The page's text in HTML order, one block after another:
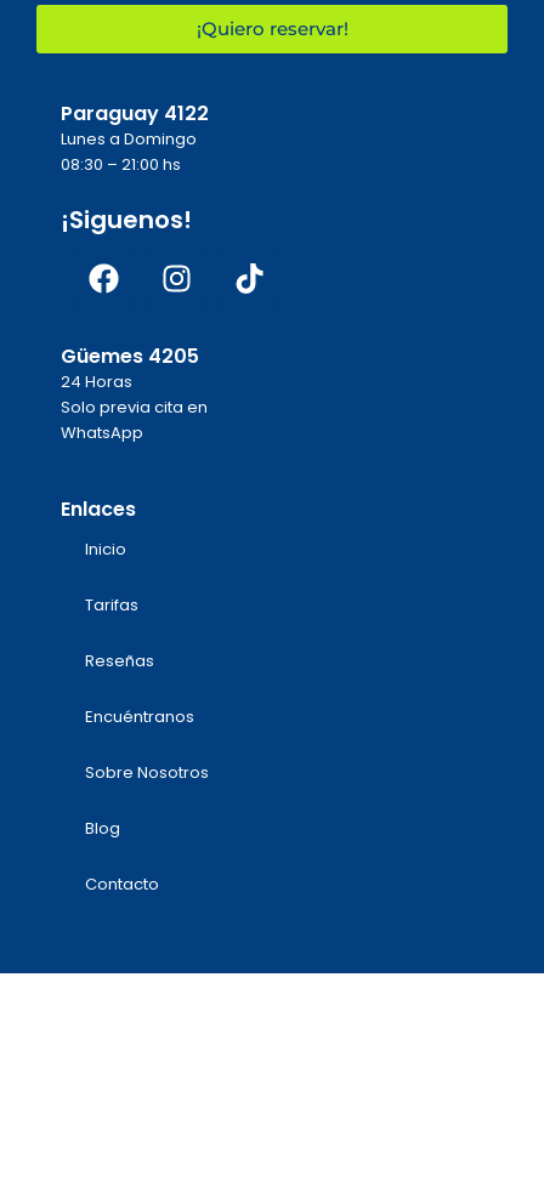
¡Quiero reservar!
Paraguay 4122
Lunes a Domingo
08:30 – 21:00 hs
¡Siguenos!
Facebook
Instagram
Tiktok
Güemes 4205
24 Horas
Solo previa cita en
WhatsApp
Enlaces
Inicio
Tarifas
Reseñas
Encuéntranos
Sobre Nosotros
Blog
Contacto